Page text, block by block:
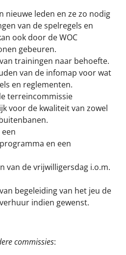
nieuwe leden en ze zo nodig
van de spelregels en
ook door de WOC
gebeuren.
trainingen naar behoefte.
van de infomap voor wat
en reglementen.
terreincommissie
voor de kwaliteit van zowel
en een
van de vrijwilligersdag i.o.m.
begeleiding van het jeu de
indien gewenst.
commissies: